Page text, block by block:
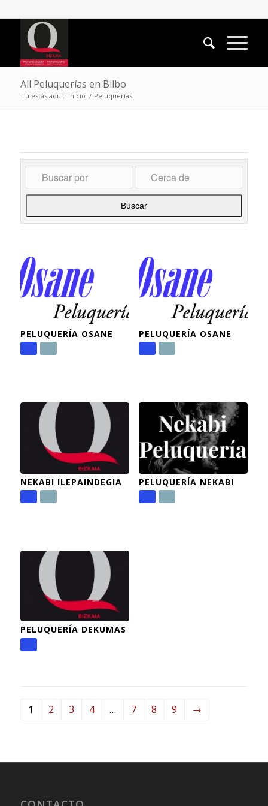
All Peluquerías en Bilbo
Tú estás aquí: Inicio / Peluquerías
BuscarBuscar
PELUQUERÍA OSANE PELUQUERÍA OSANE
NEKABI ILEPAINDEGIA PELUQUERÍA NEKABI
PELUQUERÍA DEKUMAS
1 2 3 4 … 7 8 9 →